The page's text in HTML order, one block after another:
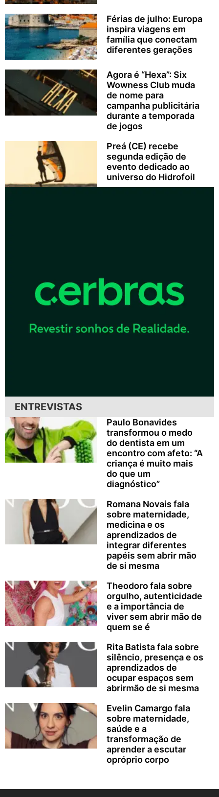
Férias de julho: Europa
inspira viagens em
família que conectam
diferentes gerações
Agora é “Hexa”: Six
Wowness Club muda
de nome para
campanha publicitária
durante a temporada
de jogos
Preá (CE) recebe
segunda edição de
evento dedicado ao
universo do Hidrofoil
ENTREVISTAS
Paulo Bonavides
transformou o medo
do dentista em um
encontro com afeto: “A
criança é muito mais
do que um
diagnóstico”
Romana Novais fala
sobre maternidade,
medicina e os
aprendizados de
integrar diferentes
papéis sem abrir mão
de si mesma
Theodoro fala sobre
orgulho, autenticidade
e a importância de
viver sem abrir mão de
quem se é
Rita Batista fala sobre
silêncio, presença e os
aprendizados de
ocupar espaços sem
abrirmão de si mesma
Evelin Camargo fala
sobre maternidade,
saúde e a
transformação de
aprender a escutar
opróprio corpo